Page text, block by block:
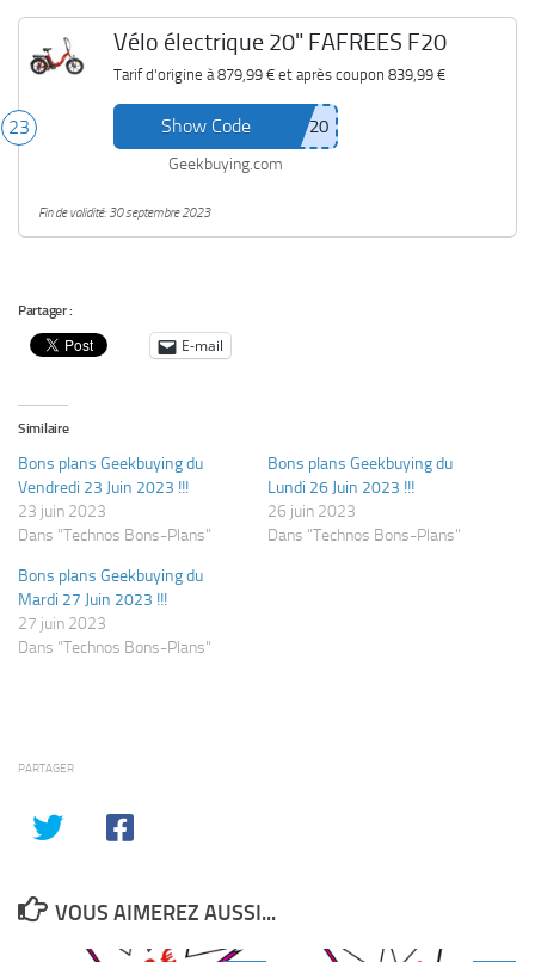
23
Vélo électrique 20" FAFREES F20
Tarif d'origine à879,99 €et après coupon 839,99 €
Show Code
Geekbuying.com
Fin de validité: 30 septembre 2023
Partager :
E-mail
Similaire
Bons plans Geekbuying du
Vendredi 23 Juin 2023 !!!
23 juin 2023
Dans "Technos Bons-Plans"
Bons plans Geekbuying du
Lundi 26 Juin 2023 !!!
26 juin 2023
Dans "Technos Bons-Plans"
Bons plans Geekbuying du
Mardi 27 Juin 2023 !!!
27 juin 2023
Dans "Technos Bons-Plans"
PARTAGER
VOUS AIMEREZ AUSSI...